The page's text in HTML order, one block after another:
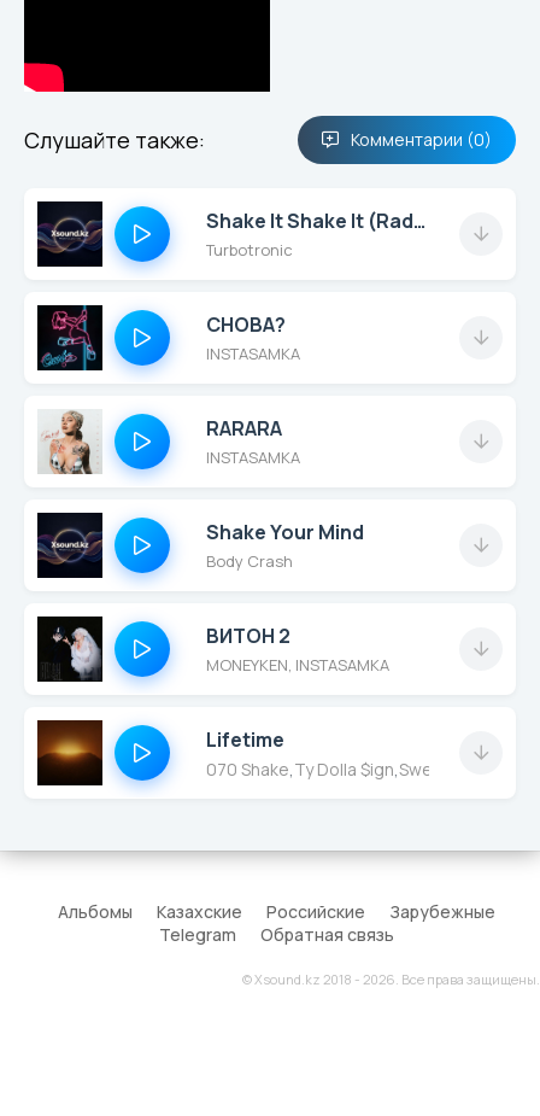
Слушайте также: Комментарии (0)
Shake It Shake It (Radio Edit)
Turbotronic
СНОВА?
INSTASAMKA
RARARA
INSTASAMKA
Shake Your Mind
Body Crash
ВИТОН 2
MONEYKEN, INSTASAMKA
Lifetime
070 Shake Ty Dolla $ign Swedish House
Альбомы Казахские Российские
Зарубежные
Telegram
Обратная связь
© Xsound.kz 2018 - 2026. Все права защищены.